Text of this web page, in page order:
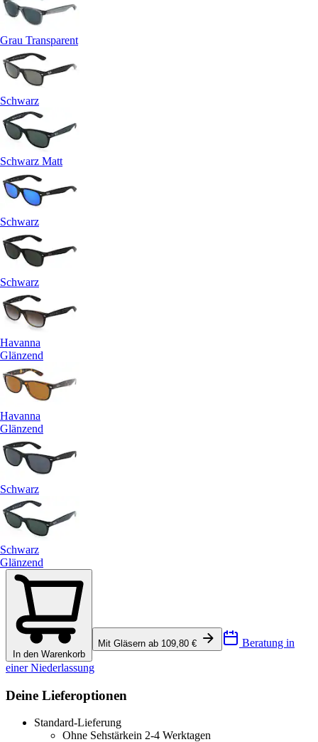
Grau Transparent
Schwarz
Schwarz Matt
Schwarz
Schwarz
Havanna
Glänzend
Havanna
Glänzend
Schwarz
Schwarz
Glänzend
In den Warenkorb
Mit Gläsern ab 109,80 € Beratung in
einer Niederlassung
Deine Lieferoptionen
Standard-Lieferung
Ohne Sehstärkein 2-4 Werktagen